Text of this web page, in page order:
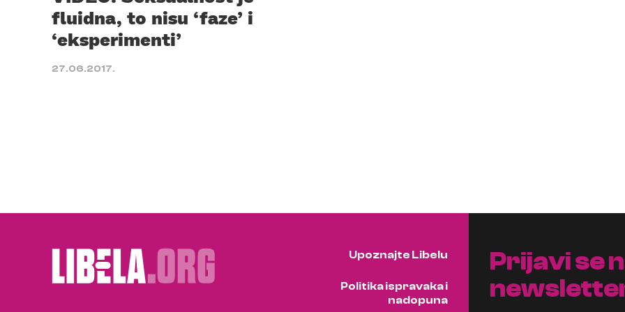
fluidna, to nisu ‘faze’ i
‘eksperimenti’
27.06.2017.
Upoznajte Libelu
Politika ispravaka i
nadopuna
Prijavi se